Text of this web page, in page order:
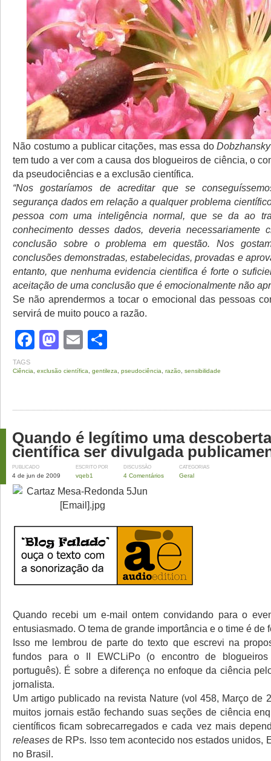
Não costumo a publicar citações, mas essa do Dobzhansky
tem tudo a ver com a causa dos blogueiros de ciência, o
da pseudociências e a exclusão científica.
“Nos gostaríamos de acreditar que se
segurança dados em relação a qualquer problema
pessoa com uma inteligência normal, que se da ao
conhecimento desses dados, deveria necessariamente
conclusão sobre o problema em questão. Nos
conclusões demonstradas, estabelecidas, provadas e
entanto, que nenhuma evidencia cientifica é forte o
aceitação de uma conclusão que é emocionalmente não
Se não aprendermos a tocar o emocional das pessoas
servirá de muito pouco a razão.
Facebook
Mastodon
Email
TAGS
Ciência exclusão científica gentileza pseudociência razão sensibilidade
Quando é legítimo uma descoberta
científica ser divulgada
PUBLICADO
4 de jun de 2009
ESCRITO POR
vqeb1
DISCUSSÃO
4 Comentários
CATEGORIAS
Geral
Quando recebi um e-mail ontem convidando para o
entusiasmado. O tema de grande importância e o time é de
Isso me lembrou de parte do texto que escrevi na
fundos para o II EWCLiPo (o encontro de
português). É sobre a diferença no enfoque da ciência
jornalista.
Um artigo publicado na revista Nature (vol 458, Março de
muitos jornais estão fechando suas seções de ciência
científicos ficam sobrecarregados e cada vez mais
releases de RPs. Isso tem acontecido nos estados unidos,
no Brasil.